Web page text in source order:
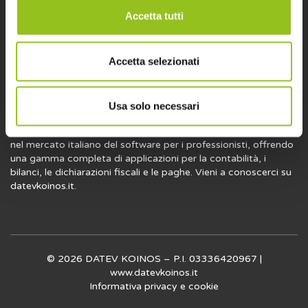
Accetta tutti
Accetta selezionati
Usa solo necessari
l’attività professionale. Leggi, scrivi e condividi su DK Post.
nel mercato italiano del software per i professionisti, offrendo
una gamma completa di applicazioni per la contabilità, i
bilanci, le dichiarazioni fiscali e le paghe. Vieni a conoscerci su
datevkoinos.it.
© 2026 DATEV KOINOS – P.I. 03336420967 |
www.datevkoinos.it
Informativa privacy e cookie